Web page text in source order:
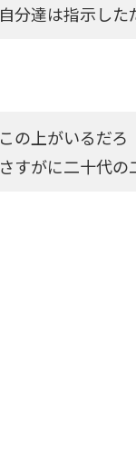
自分達は指示し
この上がいるだろ
さすがに二十代